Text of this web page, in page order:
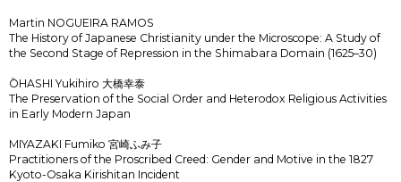
Martin NOGUEIRA RAMOS
The History of Japanese Christianity under the Microscope: A Study of
the Second Stage of Repression in the Shimabara Domain (1625–30)
ŌHASHI Yukihiro 大橋幸泰
The Preservation of the Social Order and Heterodox Religious Activities
in Early Modern Japan
MIYAZAKI Fumiko 宮崎ふみ子
Practitioners of the Proscribed Creed: Gender and Motive in the 1827
Kyoto-Osaka Kirishitan Incident